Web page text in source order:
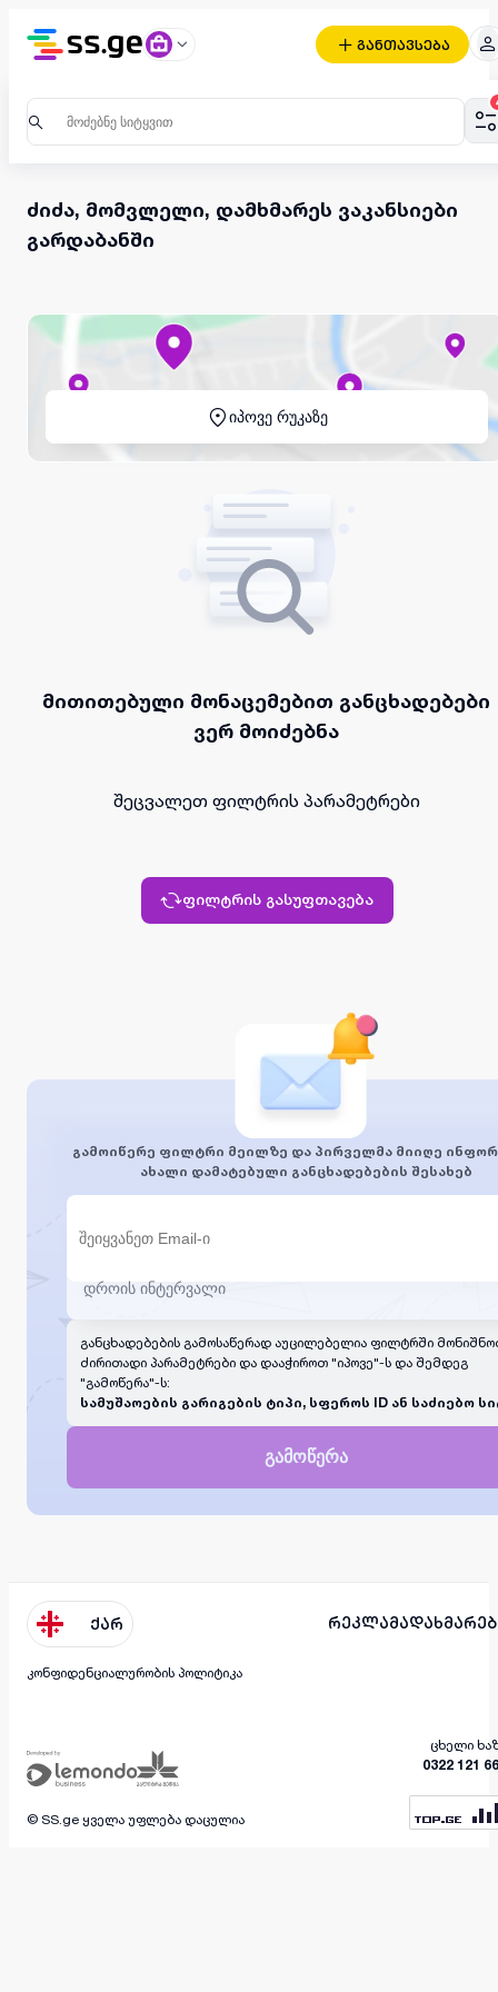
განთავსება
ძიძა, მომვლელი, დამხმარეს ვაკანსიები
გარდაბანში
იპოვე რუკაზე
მითითებული მონაცემებით განცხადებები
ვერ მოიძებნა
შეცვალეთ ფილტრის პარამეტრები
ფილტრის გასუფთავება
გამოიწერე ფილტრი მეილზე და პირველმა მიიღე
ახალი დამატებული განცხადებების შესახებ
განცხადებების გამოსაწერად აუცილებელია ფილტრში
ძირითადი პარამეტრები და დააჭიროთ "იპოვე"-ს და შემდეგ
"გამოწერა"-ს:
სამუშაოების გარიგების ტიპი, სფეროს ID ან საძიებო
გამოწერა
ქარ რეკლამა
კონფიდენციალურობის პოლიტიკა
ცხელი
0322 121
© SS.ge ყველა უფლება დაცულია